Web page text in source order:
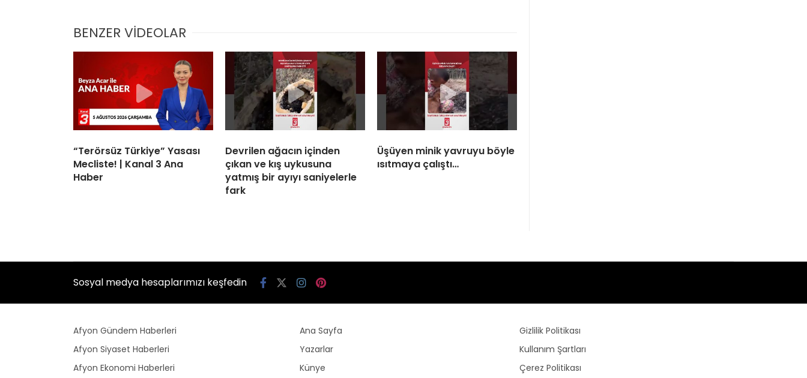
BENZER VİDEOLAR
“Terörsüz Türkiye” Yasası
Mecliste! | Kanal 3 Ana
Haber
Devrilen ağacın içinden
çıkan ve kış uykusuna
yatmış bir ayıyı saniyelerle
fark
Üşüyen minik yavruyu böyle
ısıtmaya çalıştı…
Sosyal medya hesaplarımızı keşfedin
Afyon Gündem Haberleri
Afyon Siyaset Haberleri
Afyon Ekonomi Haberleri
Ana Sayfa
Yazarlar
Künye
Gizlilik Politikası
Kullanım Şartları
Çerez Politikası